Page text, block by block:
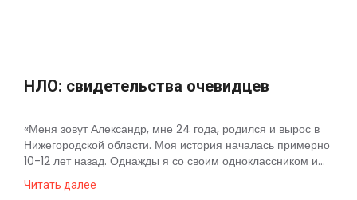
НЛО: свидетельства очевидцев
«Меня зовут Александр, мне 24 года, родился и вырос в
Нижегородской области. Моя история началась примерно
10-12 лет назад. Однажды я со своим одноклассником и...
Читать далее